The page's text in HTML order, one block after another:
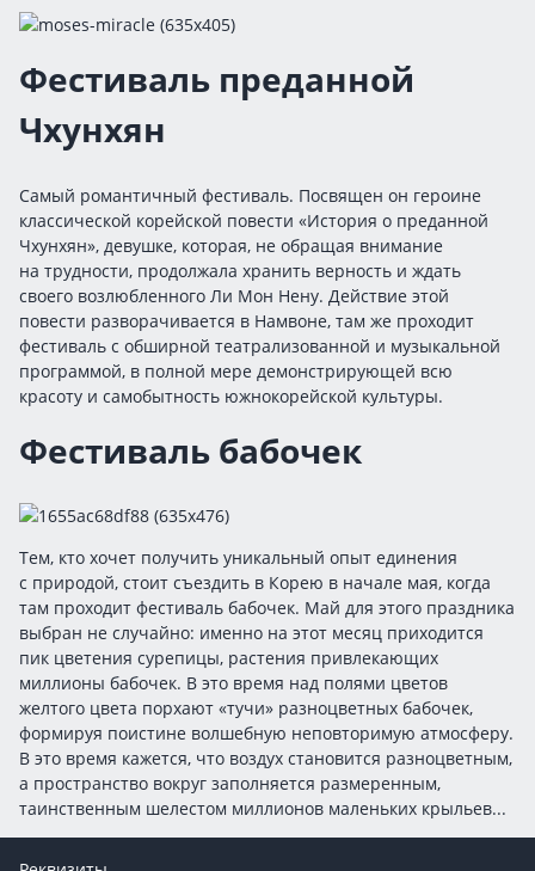
Фестиваль преданной
Чхунхян
Самый романтичный фестиваль. Посвящен он героине
классической корейской повести «История о преданной
Чхунхян», девушке, которая, не обращая внимание
на трудности, продолжала хранить верность и ждать
своего возлюбленного Ли Мон Нену. Действие этой
повести разворачивается в Намвоне, там же проходит
фестиваль с обширной театрализованной и музыкальной
программой, в полной мере демонстрирующей всю
красоту и самобытность южнокорейской культуры.
Фестиваль бабочек
Тем, кто хочет получить уникальный опыт единения
с природой, стоит съездить в Корею в начале мая, когда
там проходит фестиваль бабочек. Май для этого праздника
выбран не случайно: именно на этот месяц приходится
пик цветения сурепицы, растения привлекающих
миллионы бабочек. В это время над полями цветов
желтого цвета порхают «тучи» разноцветных бабочек,
формируя поистине волшебную неповторимую атмосферу.
В это время кажется, что воздух становится разноцветным,
а пространство вокруг заполняется размеренным,
таинственным шелестом миллионов маленьких крыльев...